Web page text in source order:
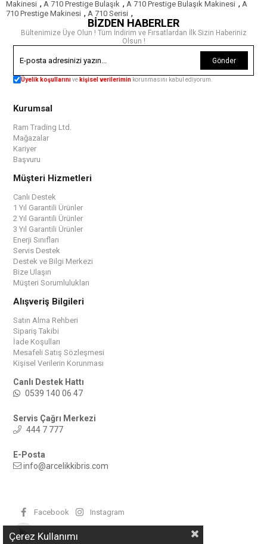
Makinesi , A 710 Prestige Bulaşık , A 710 Prestige Bulaşık Makinesi , A
710 Prestige Makinesi , A 710 Serisi ,
BİZDEN HABERLER
Bültenimize Üye Olun ! Tüm İndirim ve Fırsatlardan İlk Sizin Haberiniz
Olsun !
Gönder
Üyelik koşullarınıve kişisel verilerimin korunmasını kabul ediyorum.
Kurumsal
Ram Trading Ltd.
Mağazalar
Kariyer
Başvuru
Müşteri Hizmetleri
Canlı Destek
1 Yıl Garantili Ürünler
2 Yıl Garantili Ürünler
3 Yıl Garantili Ürünler
Enerji Sınıfları
Servis Destek
Destek ve Bilgi Merkezi
Bize Ulaşın
Müşteri Sorumlulukları
Alışveriş Bilgileri
Satın Alma Rehberi
Sipariş Takibi
İade Koşulları
Mesafeli Satış Sözleşmesi
Kişisel Verilerin Korunması
Canlı Destek Hattı
0539 140 06 47
Servis Çağrı Merkezi
444 7 777
E-Posta
info@arcelikkibris.com
Facebook Instagram
Android
Çerez Kullanımı